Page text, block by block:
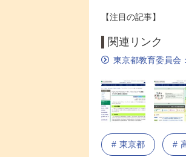
【注目の記事】
関連リンク
東京都教育委員会
東京都